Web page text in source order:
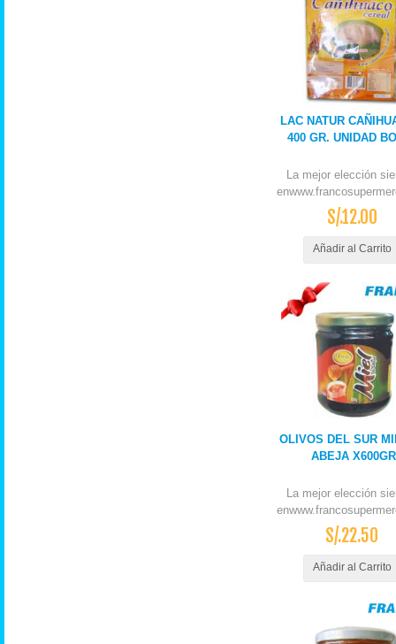
LAC NATUR
400 GR. UNIDAD
La mejor elección
S/.12.00
Añadir al Carrito
OLIVOS DEL SUR
ABEJA X600GR
La mejor elección
S/.22.50
Añadir al Carrito